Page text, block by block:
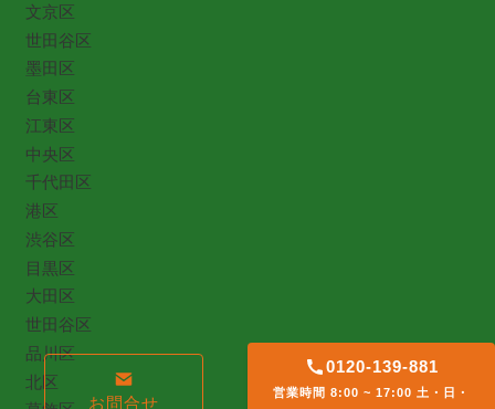
文京区
世田谷区
墨田区
台東区
江東区
中央区
千代田区
港区
渋谷区
目黒区
大田区
世田谷区
品川区
北区
お問合せ
0120-139-881
営業時間 8:00 ~ 17:00 土・日・